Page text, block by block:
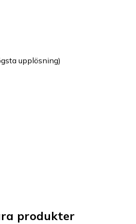
upplösning)
produkter